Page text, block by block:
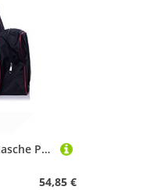
Sport Tent-Reitstiefeltasche Professionelle Stiefeltasche mit helmfach Helmtasche Kombitasche Reitstiefel Reittasche Schwarz 2
54,85 €